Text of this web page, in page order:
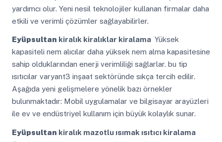
yardımcı olur. Yeni nesil teknolojiler kullanan firmalar daha
etkili ve verimli çözümler sağlayabilirler.
Eyüpsultan kiralık kiralıklar kiralama Yüksek
kapasiteli nem alıcılar daha yüksek nem alma kapasitesine
sahip olduklarından enerji verimliliği sağlarlar. bu tip
ısıtıcılar varyant3 inşaat sektöründe sıkça tercih edilir.
Aşağıda yeni gelişmelere yönelik bazı örnekler
bulunmaktadır: Mobil uygulamalar ve bilgisayar arayüzleri
ile ev ve endüstriyel kullanım için büyük kolaylık sunar.
Eyüpsultan kiralık mazotlu ısımak ısıtıcı kiralama